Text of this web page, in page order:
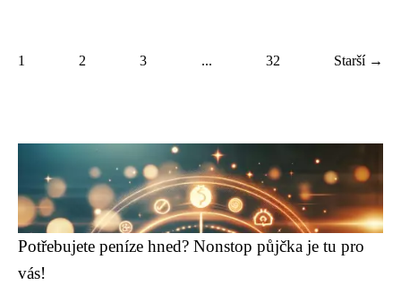
1 2 3 ... 32 Starší →
Potřebujete peníze hned? Nonstop půjčka je tu pro
vás!